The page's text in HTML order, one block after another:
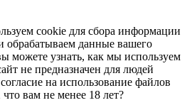
cookie для сбора информации
обрабатываем данные вашего
можете узнать, как мы используем
не предназначен для людей
на использование файлов
вам не менее 18 лет?